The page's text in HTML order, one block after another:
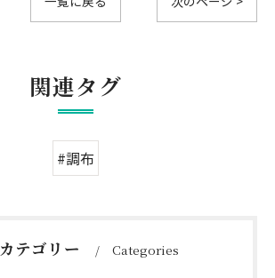
関連タグ
#調布
カテゴリー Categories